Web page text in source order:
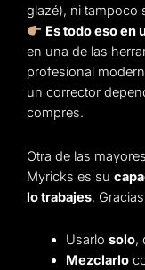
glazé), ni tampoco
Es todo eso en
en una de las
profesional
un corrector
compres.
Otra de las
Myricks es su
lo trabajes.
Usarlo solo,
Mezclarlo